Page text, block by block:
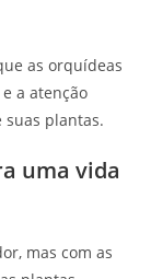
as orquídeas
a atenção
suas plantas.
uma vida
mas com as